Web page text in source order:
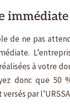
de ne pas
à votre
donc que 50
par